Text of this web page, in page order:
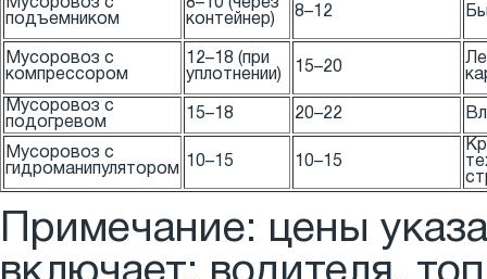
Мусоровоз с
подъемником
8–10 (через
контейнер)
8–12
Мусоровоз с
компрессором
12–18 (при
уплотнении)
15–20
Мусоровоз с
подогревом
15–18 20–22
Мусоровоз с
гидроманипулятором
10–15 10–15
Примечание: цены